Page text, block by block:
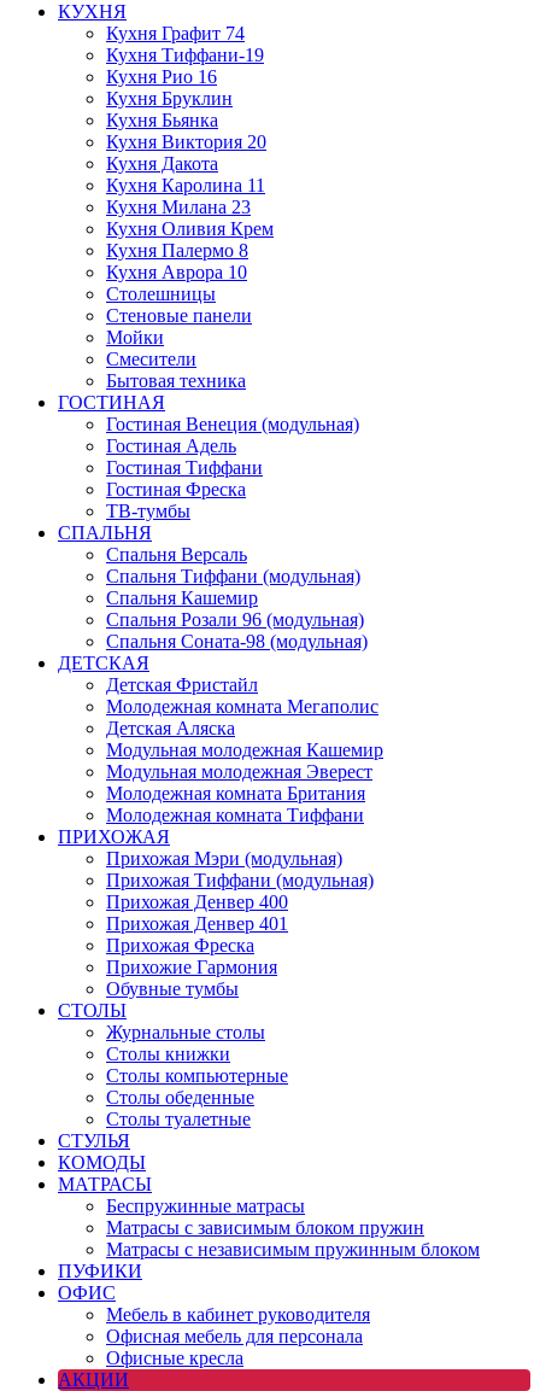
КУХНЯ
Кухня Графит 74
Кухня Тиффани-19
Кухня Рио 16
Кухня Бруклин
Кухня Бьянка
Кухня Виктория 20
Кухня Дакота
Кухня Каролина 11
Кухня Милана 23
Кухня Оливия Крем
Кухня Палермо 8
Кухня Аврора 10
Столешницы
Стеновые панели
Мойки
Смесители
Бытовая техника
ГОСТИНАЯ
Гостиная Венеция (модульная)
Гостиная Адель
Гостиная Тиффани
Гостиная Фреска
ТВ-тумбы
СПАЛЬНЯ
Спальня Версаль
Спальня Тиффани (модульная)
Спальня Кашемир
Спальня Розали 96 (модульная)
Спальня Соната-98 (модульная)
ДЕТСКАЯ
Детская Фристайл
Молодежная комната Мегаполис
Детская Аляска
Модульная молодежная Кашемир
Модульная молодежная Эверест
Молодежная комната Британия
Молодежная комната Тиффани
ПРИХОЖАЯ
Прихожая Мэри (модульная)
Прихожая Тиффани (модульная)
Прихожая Денвер 400
Прихожая Денвер 401
Прихожая Фреска
Прихожие Гармония
Обувные тумбы
СТОЛЫ
Журнальные столы
Столы книжки
Столы компьютерные
Столы обеденные
Столы туалетные
СТУЛЬЯ
КОМОДЫ
МАТРАСЫ
Беспружинные матрасы
Матрасы с зависимым блоком пружин
Матрасы с независимым пружинным блоком
ПУФИКИ
ОФИС
Мебель в кабинет руководителя
Офисная мебель для персонала
Офисные кресла
АКЦИИ